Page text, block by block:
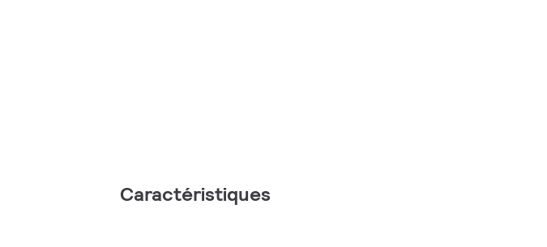
Caractéristiques